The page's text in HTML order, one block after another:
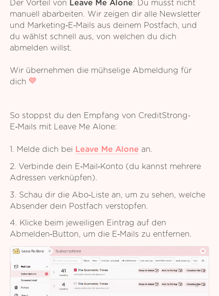
Der Vorteil von Leave Me Alone: Du musst nicht
manuell abarbeiten. Wir zeigen dir alle Newsletter
und Marketing‑E‑Mails aus deinem Postfach, und
du wählst schnell aus, von welchen du dich
abmelden willst.
Wir übernehmen die mühselige Abmeldung für
dich
So stoppst du den Empfang von CreditStrong-
E‑Mails mit Leave Me Alone:
1. Melde dich bei Leave Me Alone an.
2. Verbinde dein E‑Mail‑Konto (du kannst mehrere
Adressen verknüpfen).
3. Schau dir die Abo‑Liste an, um zu sehen, welche
Absender dein Postfach verstopfen.
4. Klicke beim jeweiligen Eintrag auf den
Abmelden‑Button, um die E‑Mails zu entfernen.